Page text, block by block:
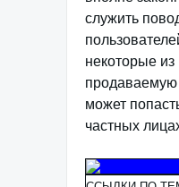
служить
некоторые из
продаваемую
может
частных